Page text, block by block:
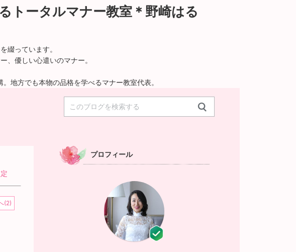
トータルマナー教室＊野崎はる
綴っています。
、優しい心遣いのマナー。
地方でも本物の品格を学べるマナー教室代表。
(2)
プロフィール